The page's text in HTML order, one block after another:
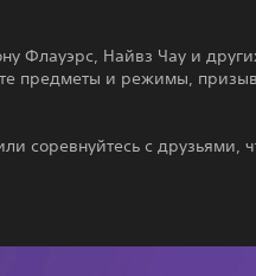
Флауэрс, Найвз Чау и
предметы и режимы,
соревнуйтесь с друзьями,